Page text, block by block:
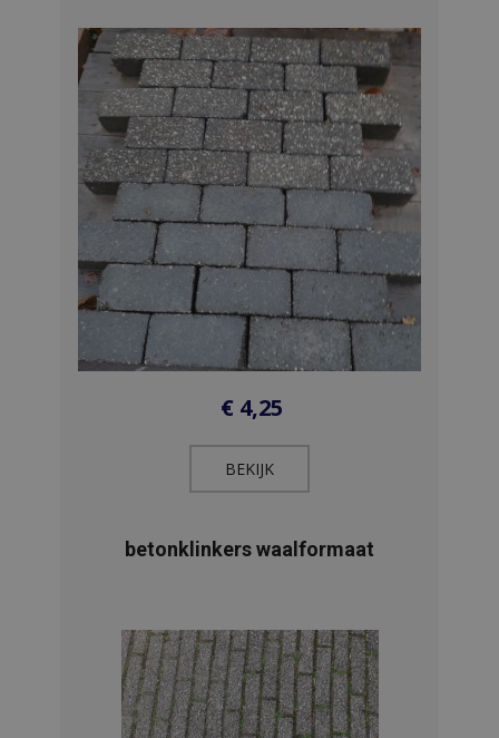
€ 4,25
BEKIJK​
betonklinkers waalformaat